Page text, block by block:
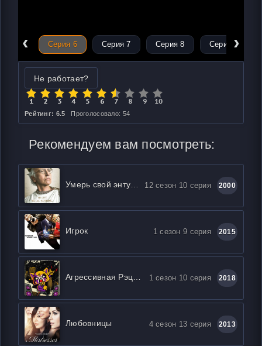
‹
5 Серия 6 Серия 7 Серия 8 Серия 9
›
Не работает?
Рейтинг: 6.5 Проголосовало: 54
Рекомендуем вам посмотреть:
12 сезон 10 серия 2000
Игрок 1 сезон 9 серия 2015
1 сезон 10 серия 2018
Любовницы 4 сезон 13 серия 2013